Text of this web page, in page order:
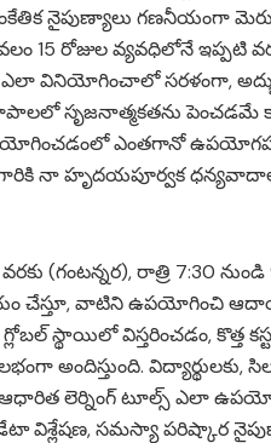
నైపుణ్యాలు గణనీయంగా
15 రోజుల వ్యవధిలోనే ఇప్పటి
వినియోగించాలో సరళంగా,
సృజనాత్మకతను పెంచడమే
ఎంతగానో
గారికి నా హృదయపూర్వక
(గంటన్నర), రాత్రి 7:30 నుండి
చేస్తూ, వాటిని ఉపయోగించి
స్థాయిలో విస్తరించడం, కొత్త
అందిస్తుంది. విద్యార్థులకు,
ఆధారిత లెర్నింగ్ టూల్స్ ఎలా
డేటా విశ్లేషణ, సమస్యా పరిష్కార